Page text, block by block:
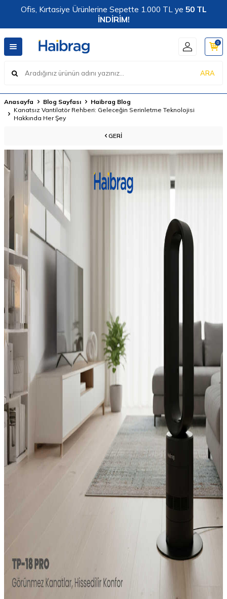
Ofis, Kırtasiye Ürünlerine Sepette 1.000 TL ye 50 TL
İNDİRİM!
ARA
0
Anasayfa Blog Sayfası
Haibrag Blog
Kanatsız Vantilatör Rehberi: Geleceğin Serinletme Teknolojisi
Hakkında Her Şey
GERI